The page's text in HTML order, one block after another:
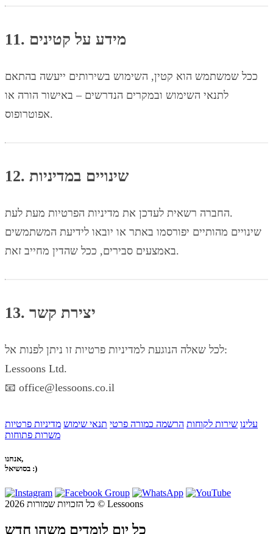
11. מידע על קטינים
ככל שמשתמש הוא קטין, השימוש בשירותים ייעשה בהתאם
לתנאי השימוש ובמקרים הנדרשים – באישור הורה או
אפוטרופוס.
12. שינויים במדיניות
החברה רשאית לעדכן את מדיניות הפרטיות מעת לעת.
שינויים מהותיים יפורסמו באתר או יובאו לידיעת המשתמשים
באמצעים סבירים, ככל שהדין מחייב זאת.
13. יצירת קשר
לכל שאלה הנוגעת למדיניות פרטיות זו ניתן לפנות אל:
Lessoons Ltd.
📧 office@lessoons.co.il
עלינו שירות לקוחות הרשמה כמורה פרטי תנאי שימוש מדיניות פרטיות
משרות פתוחות
אנחנו,
בסושיאל :)
כל הזכויות שמורות 2026 © Lessoons
כל יום לומדים משהו חדש